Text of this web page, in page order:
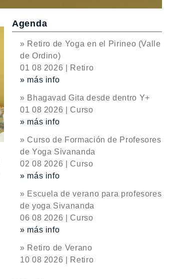
Agenda
» Retiro de Yoga en el Pirineo (Valle
de Ordino)
01 08 2026 | Retiro
» más info
» Bhagavad Gita desde dentro Y+
01 08 2026 | Curso
» más info
» Curso de Formación de Profesores
de Yoga Sivananda
02 08 2026 | Curso
» más info
» Escuela de verano para profesores
de yoga Sivananda
06 08 2026 | Curso
» más info
» Retiro de Verano
10 08 2026 | Retiro